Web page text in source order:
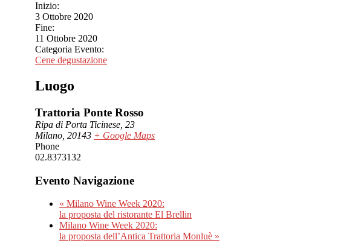
Inizio:
3 Ottobre 2020
Fine:
11 Ottobre 2020
Categoria Evento:
Cene degustazione
Luogo
Trattoria Ponte Rosso
Ripa di Porta Ticinese, 23
Milano 20143 + Google Maps
Phone
02.8373132
Evento Navigazione
« Milano Wine Week 2020:
la proposta del ristorante El Brellin
Milano Wine Week 2020:
la proposta dell’Antica Trattoria Monluè »